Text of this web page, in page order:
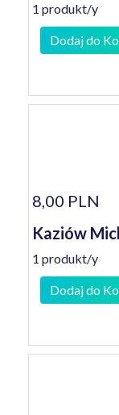
1 produkt/y
Dodaj do
8,00 PLN
Kaziów
1 produkt/y
Dodaj do